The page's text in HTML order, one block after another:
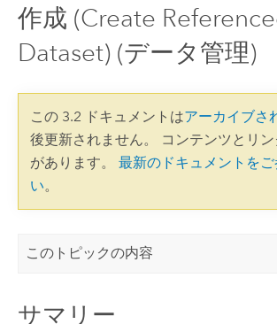
作成 (Create
Dataset) (データ管理)
この 3.2 ドキュメントはアーカイブさ
後更新されません。 コンテンツとリ
があります。 最新のドキュメントをご
い。
このトピックの内容
サマリー